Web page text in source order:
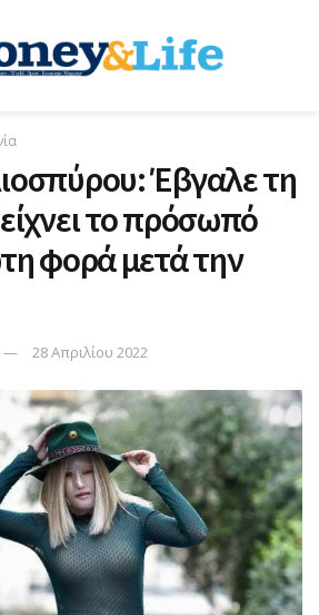
Έβγαλε τη
το πρόσωπό
φορά μετά την
28 Απριλίου 2022